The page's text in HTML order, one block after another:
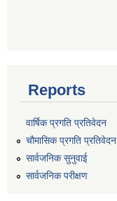
Reports
वार्षिक प्रगति प्रतिवेदन
चौमासिक प्रगति प्रतिवेदन
सार्वजनिक सुनुवाई
सार्वजनिक परीक्षण